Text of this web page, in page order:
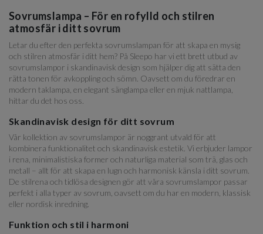
Sovrumslampa – För en rofylld och stilren
atmosfär i ditt sovrum
Letar du efter den perfekta sovrumslampan för att skapa en mysig
och stilren atmosfär i ditt hem? På Sleepo har vi ett brett utbud av
sovrumslampor i skandinavisk design som hjälper dig att sätta den
rätta tonen för avkoppling och sömn. Oavsett om du föredrar en
modern taklampa, en elegant sänglampa eller en mjuk nattlampa,
hittar du det hos oss.
Skandinavisk design för ditt sovrum
Vår kollektion av sovrumslampor är noggrant utvald för att
kombinera funktionalitet och skandinavisk estetik. Vi erbjuder lampor
i rena, minimalistiska former och naturliga material som trä, glas och
metall – allt för att skapa en lugn och harmonisk känsla i ditt sovrum.
De stilrena och tidlösa designen gör att våra sovrumslampor passar
perfekt i alla typer av sovrum, oavsett om du har en modern, klassisk
eller nordisk inredning.
Funktion och stil i harmoni